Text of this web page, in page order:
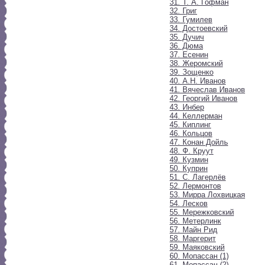
31. Т. А. Гофман
32. Григ
33. Гумилев
34. Достоевский
35. Дучич
36. Дюма
37. Есенин
38. Жеромский
39. Зощенко
40. А.Н. Иванов
41. Вячеслав Иванов
42. Георгий Иванов
43. Инбер
44. Келлерман
45. Киплинг
46. Кольцов
47. Конан Дойль
48. Ф. Круут
49. Кузмин
50. Куприн
51. С. Лагерлёв
52. Лермонтов
53. Мирра Лохвицкая
54. Лесков
55. Мережковский
56. Метерлинк
57. Майн Рид
58. Маргерит
59. Маяковский
60. Мопассан (1)